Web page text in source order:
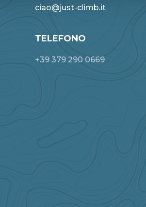
ciao@just-climb.it
TELEFONO
+39 379 290 0669